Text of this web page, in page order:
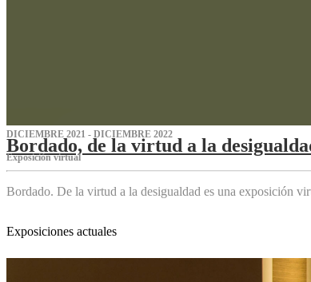
DICIEMBRE 2021 - DICIEMBRE 2022
Bordado, de la virtud a la
Exposición virtual‌
Bordado. De la virtud a la desigualdad es una exposición
Exposiciones actuales